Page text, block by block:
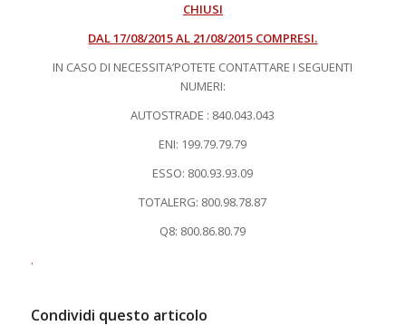
CHIUSI
DAL 17/08/2015 AL 21/08/2015 COMPRESI.
IN CASO DI NECESSITA’POTETE CONTATTARE I SEGUENTI
NUMERI:
AUTOSTRADE : 840.043.043
ENI: 199.79.79.79
ESSO: 800.93.93.09
TOTALERG: 800.98.78.87
Q8: 800.86.80.79
.
Condividi questo articolo